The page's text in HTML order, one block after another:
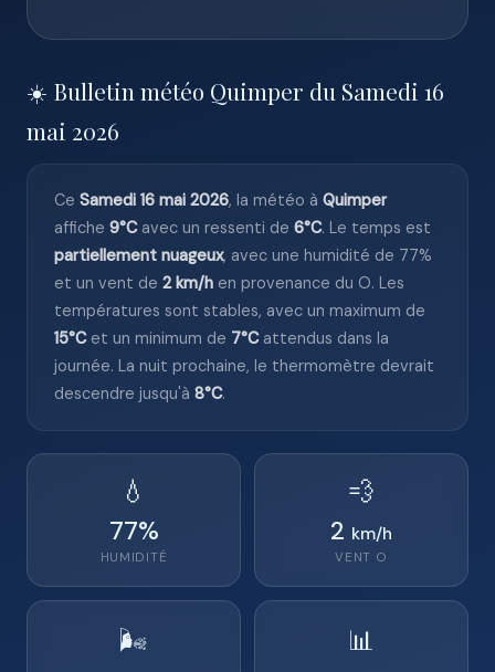
☀️ Bulletin météo Quimper du Samedi 16
mai 2026
Ce Samedi 16 mai 2026, la météo à Quimper
affiche 9°Cavec un ressenti de 6°C. Le temps est
partiellement nuageux, avec une humidité de 77%
et un vent de 2 km/h en provenance du O. Les
températures sont stables, avec un maximum de
15°Cet un minimum de 7°Cattendus dans la
journée. La nuit prochaine, le thermomètre devrait
descendre jusqu'à 8°C.
💧
77%
HUMIDITÉ
💨
2 km/h
VENT O
🌬️ 📊